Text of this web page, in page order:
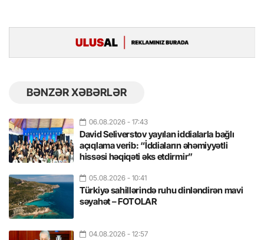
BƏNZƏR XƏBƏRLƏR
06.08.2026 - 17:43
David Seliverstov yayılan iddialarla bağlı
açıqlama verib: “İddiaların əhəmiyyətli
hissəsi həqiqəti əks etdirmir”
05.08.2026 - 10:41
Türkiyə sahillərində ruhu dinləndirən mavi
səyahət – FOTOLAR
04.08.2026 - 12:57